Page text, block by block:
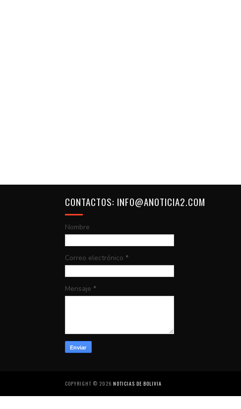
CONTACTOS: INFO@ANOTICIA2.COM
Nombre
Correo electrónico *
Mensaje *
COPYRIGHT © 2026 NOTICIAS DE BOLIVIA